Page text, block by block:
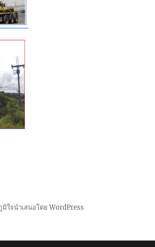
มิใจนำเสนอโดย WordPress